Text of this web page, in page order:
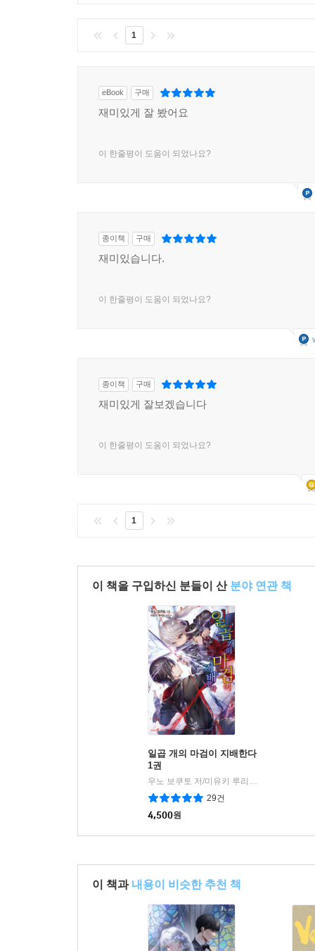
1
eBook 구매
재미있게 잘 봤어요
이 한줄평이 도움이 되었나요?
종이책 구매
재미있습니다.
이 한줄평이 도움이 되었나요?
종이책 구매
재미있게 잘보겠습니다
이 한줄평이 도움이 되었나요?
1
이 책을 구입하신 분들이 산 분야 연관 책
일곱 개의 마검이 지배한다
1권
우노 보쿠토 저/미유키 루리아 그림
29건
4,500원
이 책과 내용이 비슷한 추천 책